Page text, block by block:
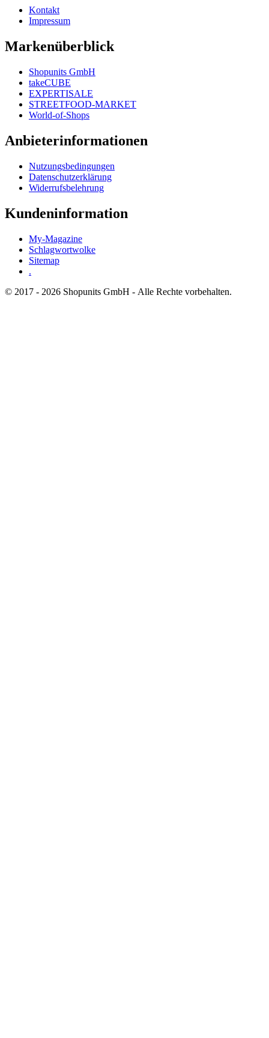
Kontakt
Impressum
Markenüberblick
Shopunits GmbH
takeCUBE
EXPERTISALE
STREETFOOD-MARKET
World-of-Shops
Anbieterinformationen
Nutzungsbedingungen
Datenschutzerklärung
Widerrufsbelehrung
Kundeninformation
My-Magazine
Schlagwortwolke
Sitemap
.
© 2017 - 2026 Shopunits GmbH - Alle Rechte vorbehalten.